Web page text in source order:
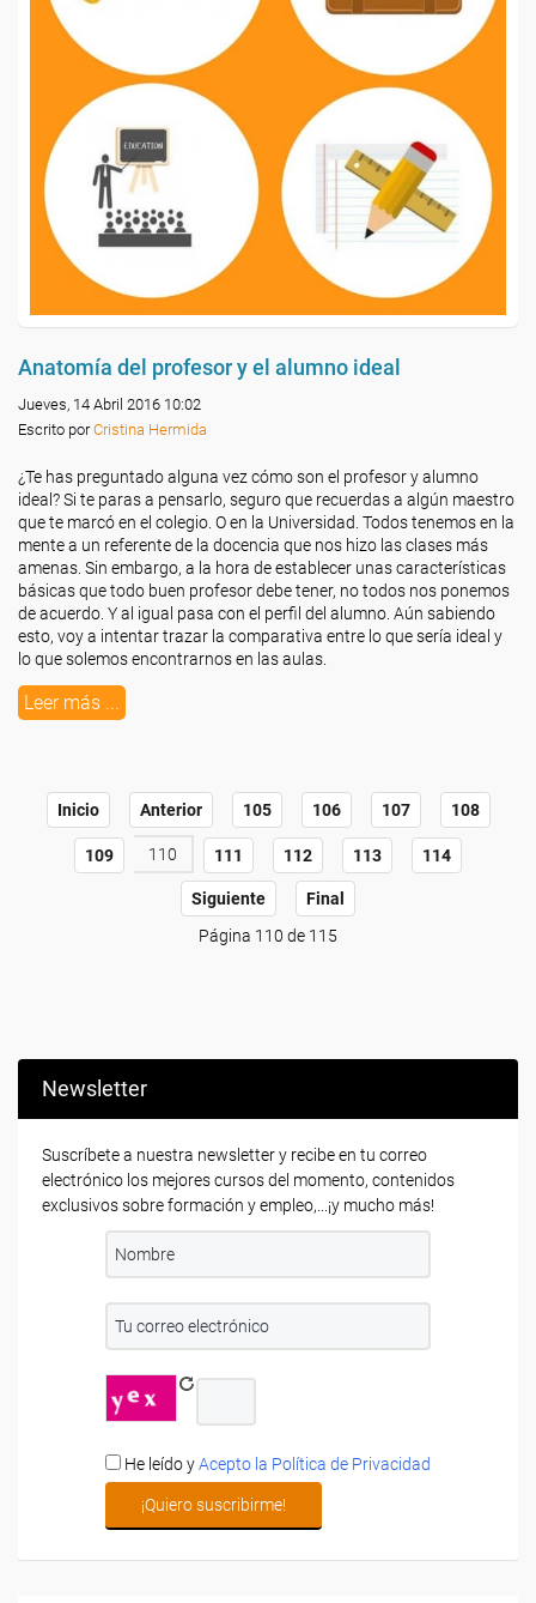
Anatomía del profesor y el alumno ideal
Jueves, 14 Abril 2016 10:02
Escrito porCristina Hermida
¿Te has preguntado alguna vez cómo son el profesor y alumno
ideal? Si te paras a pensarlo, seguro que recuerdas a algún maestro
que te marcó en el colegio. O en la Universidad. Todos tenemos en la
mente a un referente de la docencia que nos hizo las clases más
amenas. Sin embargo, a la hora de establecer unas características
básicas que todo buen profesor debe tener, no todos nos ponemos
de acuerdo. Y al igual pasa con el perfil del alumno. Aún sabiendo
esto, voy a intentar trazar la comparativa entre lo que sería ideal y
lo que solemos encontrarnos en las aulas.
Leer más ...
Inicio Anterior 105 106 107 108
109 110 111 112 113 114
Siguiente
Final
Página 110 de 115
Newsletter
Suscríbete a nuestra newsletter y recibe en tu correo
electrónico los mejores cursos del momento, contenidos
exclusivos sobre formación y empleo,...¡y mucho más!
He leído yAcepto la Política de Privacidad